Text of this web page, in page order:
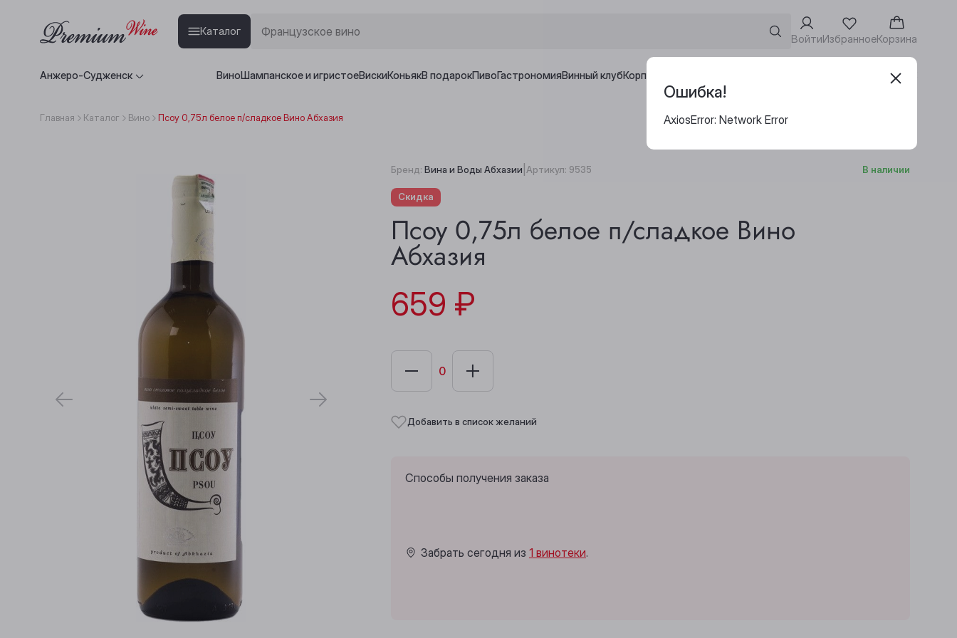
Каталог
ВойтиИзбранноеКорзина
Анжеро-Судженск ВиноШампанское и игристоеВискиКоньякВ подарокПивоГастрономияВинный клубКорпоративным клиентам Адреса винотек
Главная Каталог Вино Псоу 0,75л белое п/сладкое Вино Абхазия
Бренд: Вина и Воды Абхазии Артикул: 9535 В наличии
Скидка
Псоу 0,75л белое п/сладкое Вино
Абхазия
659 ₽
Добавить в список желаний
Способы получения заказа
Забрать сегодня из 1 винотеки.
Ошибка!
AxiosError: Network Error